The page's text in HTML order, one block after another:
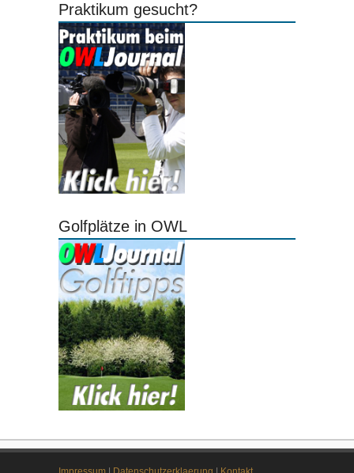
Praktikum gesucht?
Golfplätze in OWL